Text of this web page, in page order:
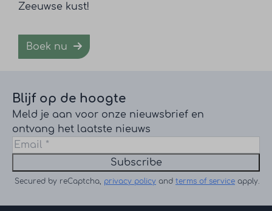
Zeeuwse kust!
Boek nu
Blijf op de hoogte
Meld je aan voor onze nieuwsbrief en
ontvang het laatste nieuws
Subscribe
Secured by reCaptcha, privacy policy and terms of service apply.